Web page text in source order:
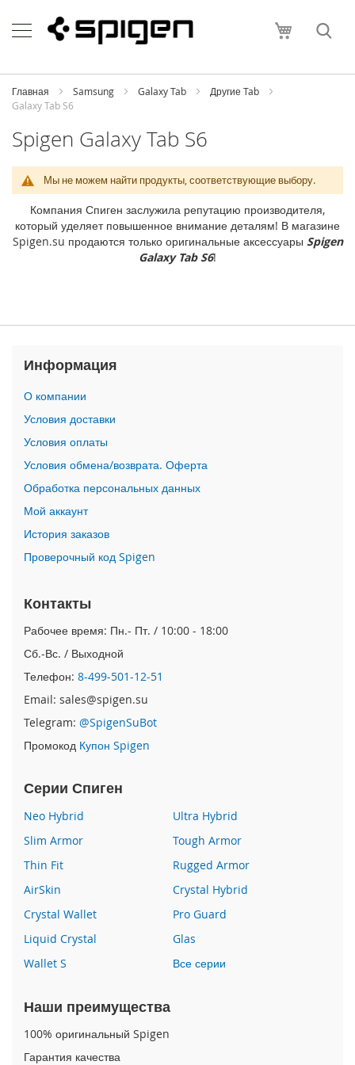
to
Content
Моя
h
o
n
i
P
h
o
e
1
a
i
P
h
o
n
e
1
P
r
i
o
e
A
i
r
i
P
o
e
1
7
i
P
h
o
e
1
P
M
x
Главная Samsung Galaxy Tab
Другие Tab
Galaxy Tab S6
Spigen Galaxy Tab S6
Мы не можем найти продукты, соответствующие выбору.
Компания Спиген заслужила репутацию производителя,
который уделяет повышенное внимание деталям! В магазине
Spigen.su продаются только оригинальные аксессуары Spigen
Galaxy Tab S6!
Информация
О компании
Условия доставки
Условия оплаты
Условия обмена/возврата. Оферта
Обработка персональных данных
Мой аккаунт
История заказов
Проверочный код Spigen
Контакты
Рабочее время: Пн.- Пт. / 10:00 - 18:00
Сб.-Вс. / Выходной
Телефон: 8-499-501-12-51
Email: sales@spigen.su
Telegram: @SpigenSuBot
Промокод Купон Spigen
Серии Спиген
Neo Hybrid
Ultra Hybrid
Slim Armor
Tough Armor
Thin Fit
Rugged Armor
AirSkin
Crystal Hybrid
Crystal Wallet
Pro Guard
Liquid Crystal
Glas
Wallet S
Все серии
Наши преимущества
100% оригинальный Spigen
Гарантия качества